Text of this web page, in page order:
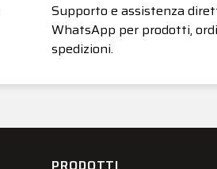
Supporto e assistenza
WhatsApp per prodotti,
spedizioni.